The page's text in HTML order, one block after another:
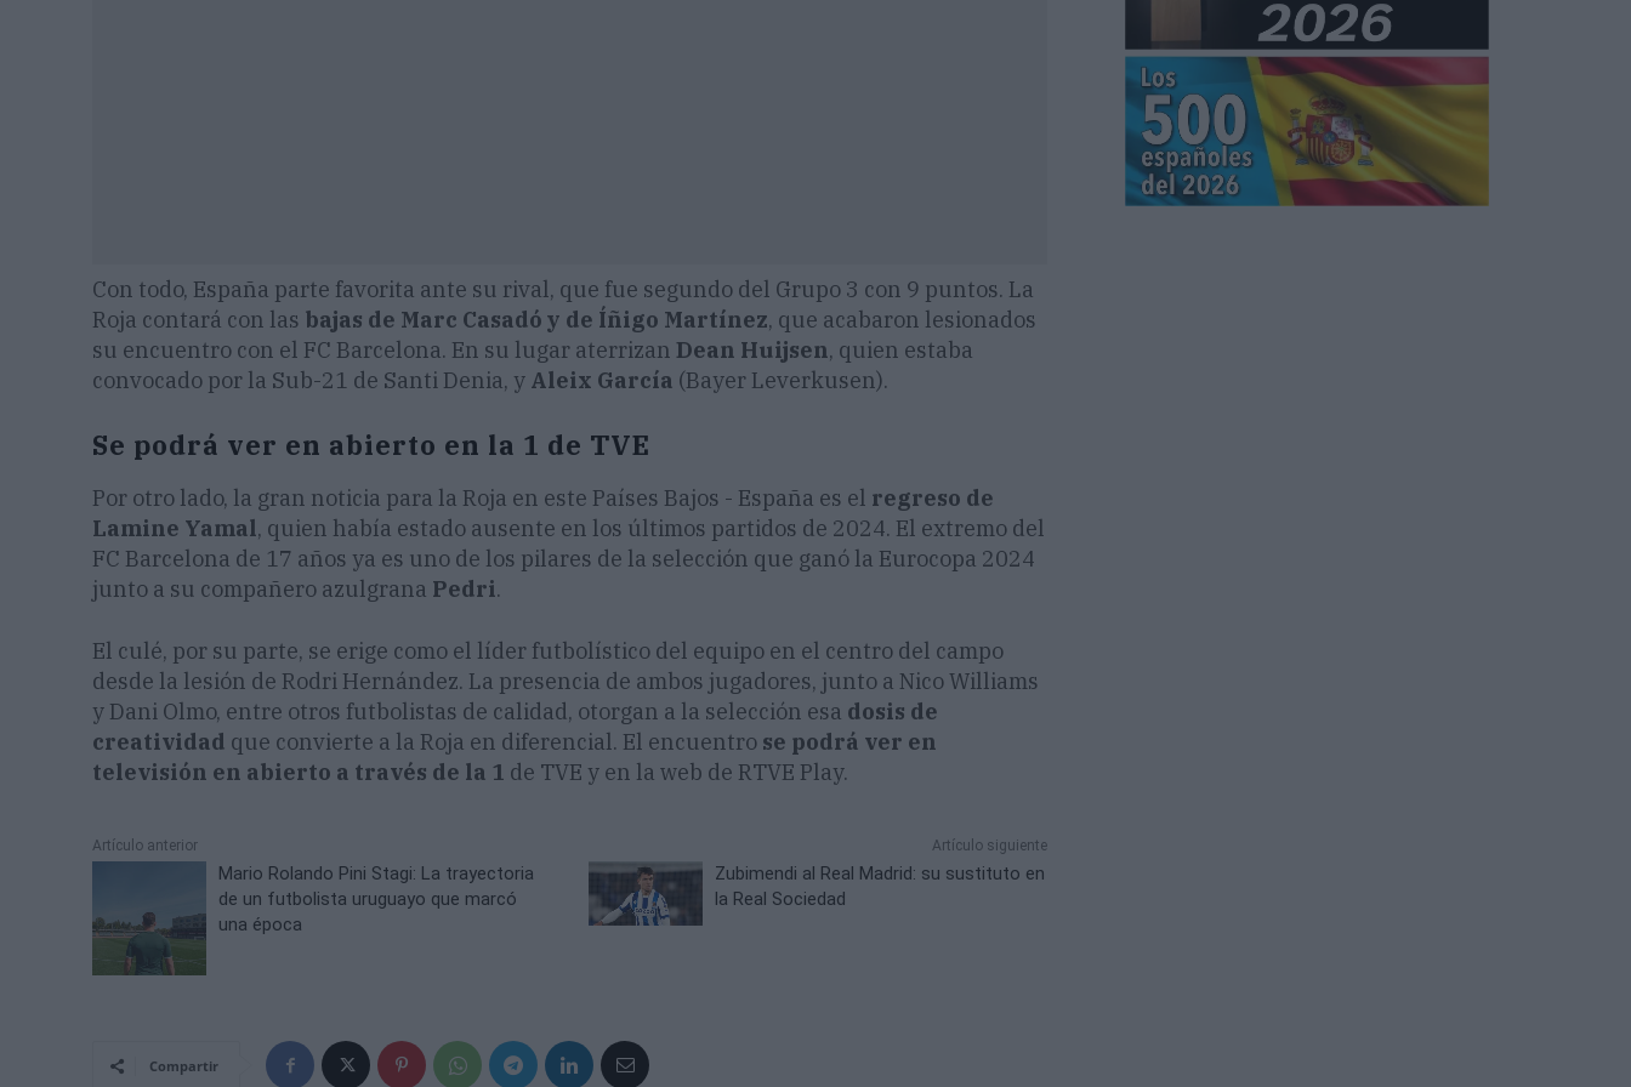
Con todo, España parte favorita ante su rival, que fue segundo del Grupo 3 con 9 puntos. La
Roja contará con las bajas de Marc Casadó y de Íñigo Martínez, que acabaron lesionados
su encuentro con el FC Barcelona. En su lugar aterrizan Dean Huijsen, quien estaba
convocado por la Sub-21 de Santi Denia, y Aleix García (Bayer Leverkusen).
Se podrá ver en abierto en la 1 de TVE
Por otro lado, la gran noticia para la Roja en este Países Bajos - España es el regreso de
Lamine Yamal, quien había estado ausente en los últimos partidos de 2024. El extremo del
FC Barcelona de 17 años ya es uno de los pilares de la selección que ganó la Eurocopa 2024
junto a su compañero azulgrana Pedri.
El culé, por su parte, se erige como el líder futbolístico del equipo en el centro del campo
desde la lesión de Rodri Hernández. La presencia de ambos jugadores, junto a Nico Williams
y Dani Olmo, entre otros futbolistas de calidad, otorgan a la selección esa dosis de
creatividad que convierte a la Roja en diferencial. El encuentro se podrá ver en
televisión en abierto a través de la 1 de TVE y en la web de RTVE Play.
Artículo anterior
Mario Rolando Pini Stagi: La trayectoria
de un futbolista uruguayo que marcó
una época
Artículo siguiente
Zubimendi al Real Madrid: su sustituto en
la Real Sociedad
Compartir